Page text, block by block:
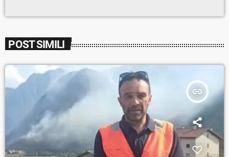
POST SIMILI
insert_link